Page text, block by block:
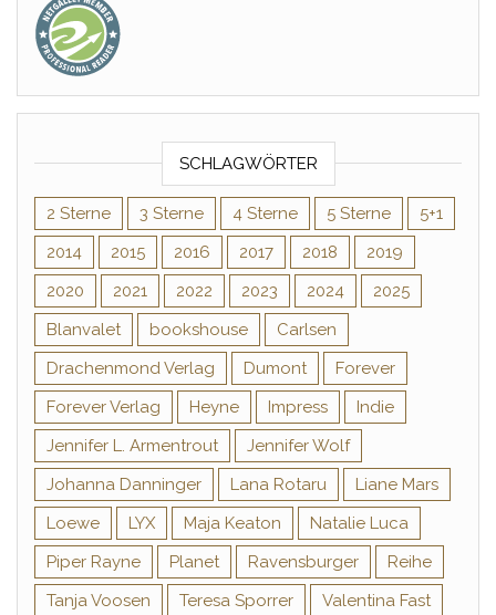
SCHLAGWÖRTER
2 Sterne 3 Sterne 4 Sterne 5 Sterne
5+1
2014
2015 2016 2017 2018
2019
2020
2021 2022 2023 2024
2025
Blanvalet
bookshouse
Carlsen
Drachenmond Verlag
Dumont
Forever
Forever Verlag
Heyne Impress
Indie
Jennifer L. Armentrout
Jennifer Wolf
Johanna Danninger
Lana Rotaru
Liane Mars
Loewe
LYX Maja Keaton
Natalie Luca
Piper Rayne
Planet Ravensburger
Reihe
Tanja Voosen
Teresa Sporrer
Valentina Fast